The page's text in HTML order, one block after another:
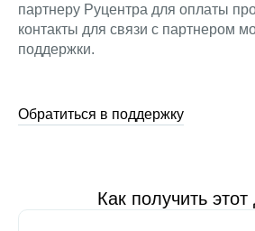
партнеру Руцентра для оплаты
контакты для связи с партнером
поддержки.
Обратиться в поддержку
Как получить